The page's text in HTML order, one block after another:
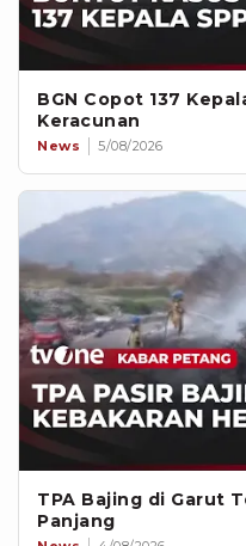
BGN Copot 137
Keracunan
News 5/08/2026
TPA Bajing di Garut
Panjang